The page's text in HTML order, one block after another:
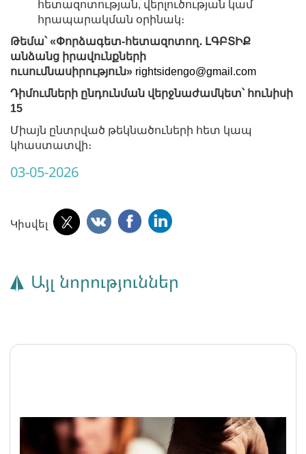
հետազոտության, վերլուծության կամ
հրապարակման օրինակ։
Թեմա՝ «Փորձագետ-հետազոտող․ ԼԳԲՏԻՔ
անձանց իրավունքների
ուսումնասիրություն» rightsidengo@gmail.com
Դիմումների ընդունման վերջնաժամկետ՝ հունիսի
15
Միայն ընտրված թեկնածուների հետ կապ
կհաստատվի։
03-05-2026
Կիսվել
Այլ նորություններ